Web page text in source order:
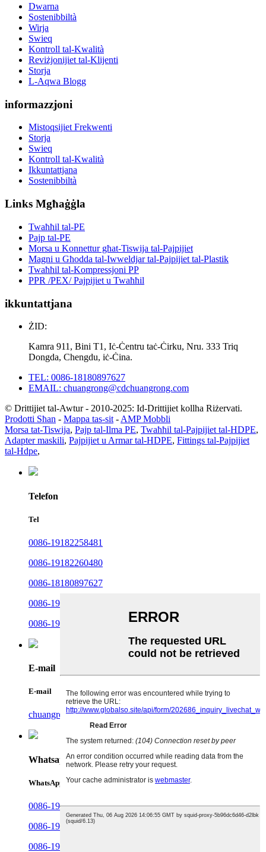
Dwarna
Sostenibbiltà
Wirja
Swieq
Kontroll tal-Kwalità
Reviżjonijiet tal-Klijenti
Storja
L-Aqwa Blogg
informazzjoni
Mistoqsijiet Frekwenti
Storja
Swieq
Kontroll tal-Kwalità
Ikkuntattjana
Sostenibbiltà
Links Mgħaġġla
Twaħħil tal-PE
Pajp tal-PE
Morsa u Konnettur għat-Tiswija tal-Pajpijiet
Magni u Għodda tal-Iwweldjar tal-Pajpijiet tal-Plastik
Twaħħil tal-Kompressjoni PP
PPR /PEX/ Pajpijiet u Twaħħil
ikkuntattjana
ŻID:
Kamra 911, Bini T1, Iċ-Ċentru taċ-Ċirku, Nru. 333 Triq
Dongda, Chengdu, iċ-Ċina.
TEL: 0086-18180897627
EMAIL: chuangrong@cdchuangrong.com
© Drittijiet tal-Awtur - 2010-2025: Id-Drittijiet kollha Riżervati.
Prodotti Sħan - Mappa tas-sit - AMP Mobbli
Morsa tat-Tiswija, Pajp tal-Ilma PE, Twaħħil tal-Pajpijiet tal-HDPE,
Adapter maskili, Pajpijiet u Armar tal-HDPE, Fittings tal-Pajpijiet
tal-Hdpe,
Telefon
Tel
0086-19182258481
0086-19182260480
0086-18180897627
0086-19182275485
0086-19381607486
E-mail
E-mail
chuangrong@cdchuangrong.com
Whatsapp
WhatsApp
0086-19381607486
0086-19182258481
0086-19182260480